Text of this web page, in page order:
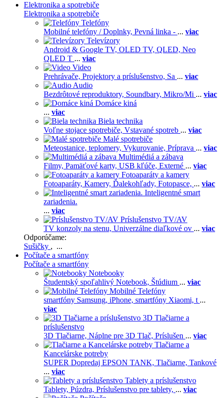
Elektronika a spotrebiče
Elektronika a spotrebiče
Telefóny
Mobilné telefóny / Doplnky, Pevná linka - ... viac
Televízory
Android & Google TV, OLED TV, QLED, Neo
QLED T ... viac
Video
Prehrávače, Projektory a príslušenstvo, Sa ... viac
Audio
Bezdrôtové reproduktory, Soundbary, Mikro/Mi ... viac
Domáce kiná
... viac
Biela technika
Voľne stojace spotrebiče, Vstavané spotreb ... viac
Malé spotrebiče
Meteostanice, teplomery, Vykurovanie, Príprava ... viac
Multimédiá a zábava
Filmy, Pamäťové karty, USB kľúče, Externé ... viac
Fotoaparáty a kamery
Fotoaparáty, Kamery, Ďalekohľady, Fotopasce, ... viac
Inteligentné smart
zariadenia.
... viac
Príslušenstvo TV/AV
TV konzoly na stenu, Univerzálne diaľkové ov ... viac
Odporúčame:
Sušičky , ...
Počítače a smartfóny
Počítače a smartfóny
Notebooky
Študentský spoľahlivý Notebook, Štúdium ... viac
Mobilné Telefóny
smartfóny Samsung, iPhone, smartfóny Xiaomi, t ...
viac
3D Tlačiarne a
príslušenstvo
3D Tlačiarne, Náplne pre 3D Tlač, Príslušen ... viac
Tlačiarne a
Kancelárske potreby
SUPER Dopredaj EPSON TANK, Tlačiarne, Tankové
... viac
Tablety a príslušenstvo
Tablety, Púzdra, Príslušenstvo pre tablety, ... viac